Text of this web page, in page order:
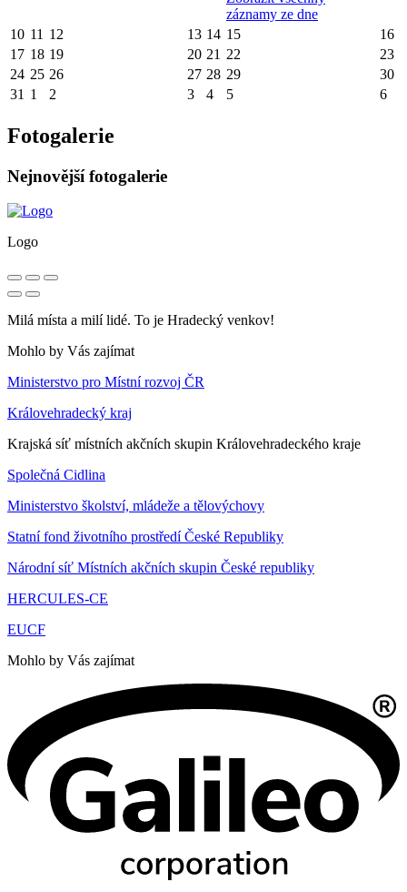
záznamy ze dne
10 11 12 13 14 15
16
17 18 19 20 21 22
23
24 25 26 27 28 29
30
31 1 2 3 4 5 6
Fotogalerie
Nejnovější fotogalerie
Logo
Milá místa a milí lidé. To je Hradecký venkov!
Mohlo by Vás zajímat
Ministerstvo pro Místní rozvoj ČR
Královehradecký kraj
Krajská síť místních akčních skupin Královehradeckého kraje
Společná Cidlina
Ministerstvo školství, mládeže a tělovýchovy
Statní fond životního prostředí České Republiky
Národní síť Místních akčních skupin České republiky
HERCULES-CE
EUCF
Mohlo by Vás zajímat